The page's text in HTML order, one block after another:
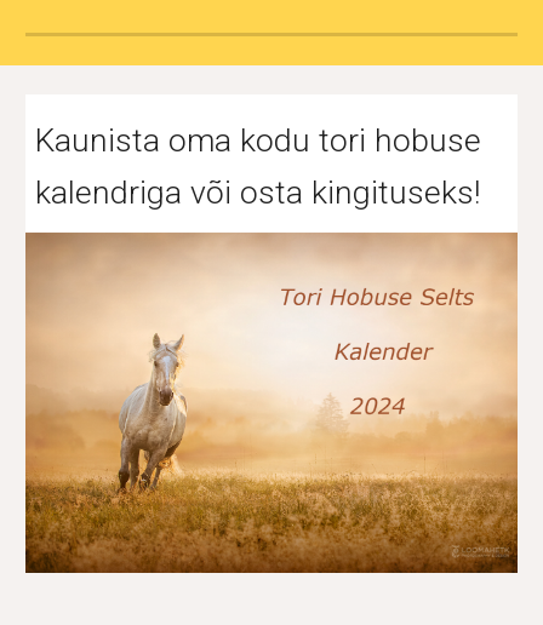
Kaunista oma kodu tori hobuse
kalendriga või osta kingituseks!